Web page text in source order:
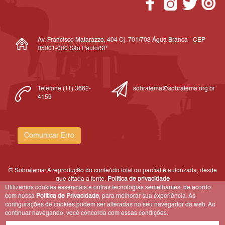
Av. Francisco Matarazzo, 404 Cj. 701/703 Água Branca - CEP
05001-000 São Paulo/SP
Telefone (11) 3662-
4159
sobratema@sobratema.org.br
Comunicar Erro
© Sobratema. A reprodução do conteúdo total ou parcial é autorizada, desde
que citada a fonte. Política de privacidade
Utilizamos cookies essenciais e outras tecnologias semelhantes, de acordo
com nossa Política de Privacidade, para melhorar sua experiência. As
configurações de cookies podem ser alteradas no seu navegador da web. Ao
continuar navegando, você concorda com essas condições.